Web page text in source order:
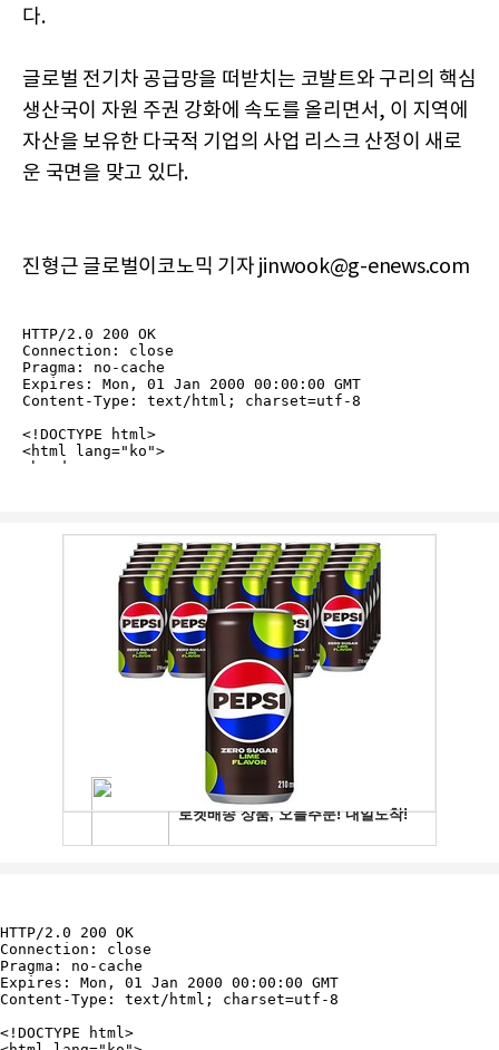
다.
글로벌 전기차 공급망을 떠받치는 코발트와 구리의 핵심
생산국이 자원 주권 강화에 속도를 올리면서, 이 지역에
자산을 보유한 다국적 기업의 사업 리스크 산정이 새로
운 국면을 맞고 있다.
진형근 글로벌이코노믹 기자 jinwook@g-enews.com